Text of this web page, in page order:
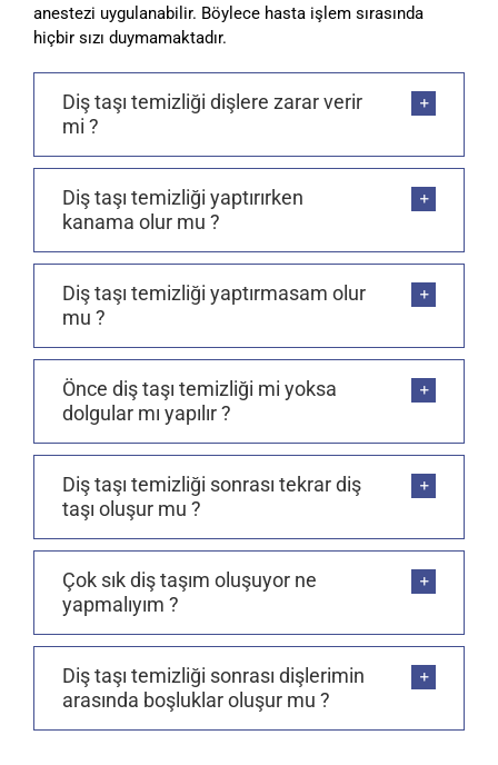
anestezi uygulanabilir. Böylece hasta işlem sırasında
hiçbir sızı duymamaktadır.
Diş taşı temizliği dişlere zarar verir
mi ?
Diş taşı temizliği yaptırırken
kanama olur mu ?
Diş taşı temizliği yaptırmasam olur
mu ?
Önce diş taşı temizliği mi yoksa
dolgular mı yapılır ?
Diş taşı temizliği sonrası tekrar diş
taşı oluşur mu ?
Çok sık diş taşım oluşuyor ne
yapmalıyım ?
Diş taşı temizliği sonrası dişlerimin
arasında boşluklar oluşur mu ?